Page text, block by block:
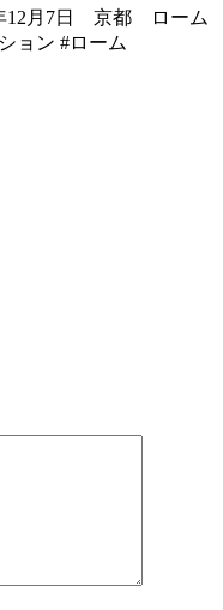
12月7日 京都 ローム
ョン #ローム